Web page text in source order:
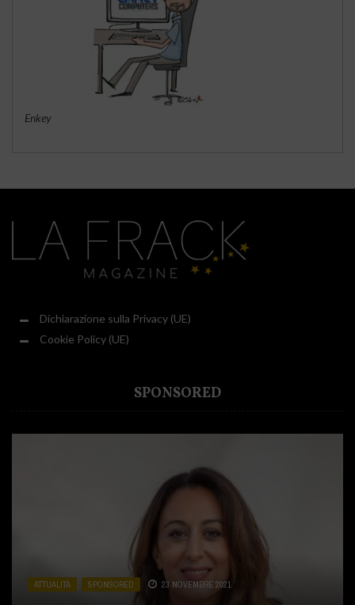
Enkey
Dichiarazione sulla Privacy (UE)
Cookie Policy (UE)
SPONSORED
ATTUALITÀ SPONSORED 23 NOVEMBRE 2021
ATTUALITÀ CUCINA , SPONSORED 2 DICEMBRE 2020
ATTUALITÀ SPONSORED 31 LUGLIO 2020